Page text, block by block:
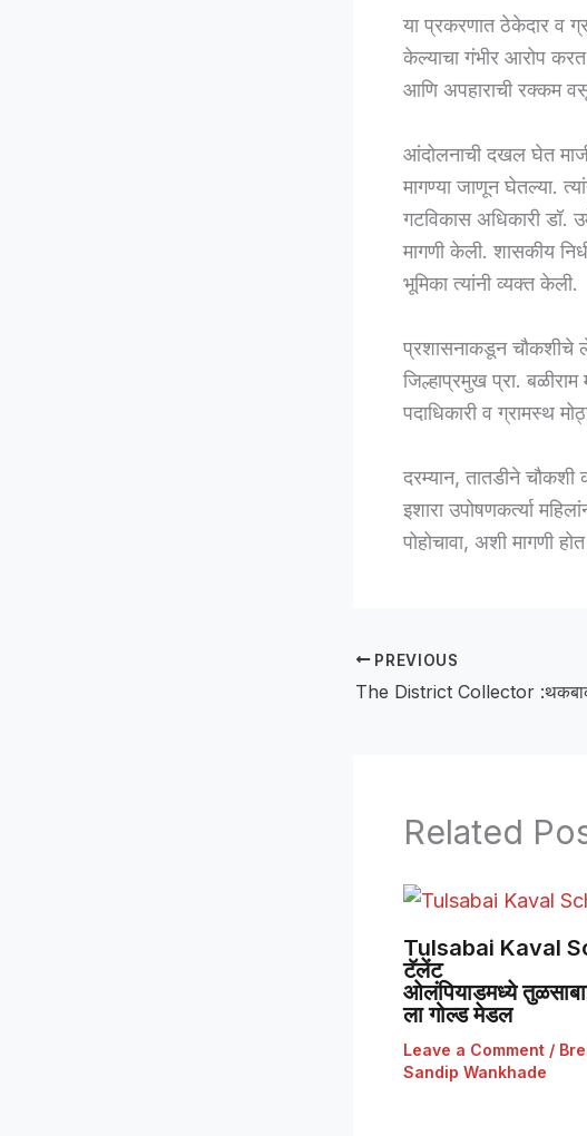
या प्रकरणात ठेकेदार व
केल्याचा गंभीर आरोप
आणि अपहाराची रक्कम
आंदोलनाची दखल घेत
मागण्या जाणून घेतल्या.
गटविकास अधिकारी डॉ.
मागणी केली. शासकीय
भूमिका त्यांनी व्यक्त केली.
प्रशासनाकडून चौकशीचे
जिल्हाप्रमुख प्रा. बळीराम
पदाधिकारी व ग्रामस्थ
दरम्यान, तातडीने चौकशी
इशारा उपोषणकर्त्या
पोहोचावा, अशी मागणी
PREVIOUS
Related
Tulsabai Kaval
टॅलेंट
ओलंपियाडमध्ये
ला गोल्ड मेडल
Leave a Comment /
Sandip Wankhade